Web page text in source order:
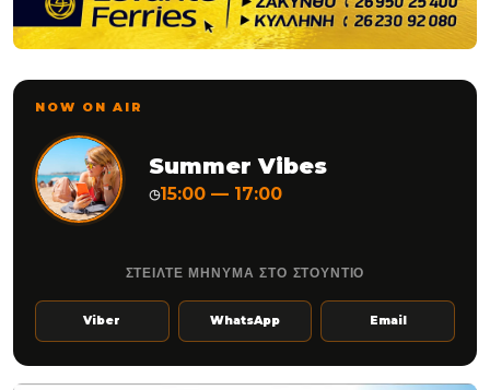
NOW ON AIR
Summer Vibes
◷15:00 — 17:00
ΣΤΕΙΛΤΕ ΜΗΝΥΜΑ ΣΤΟ ΣΤΟΥΝΤΙΟ
Viber WhatsApp Email